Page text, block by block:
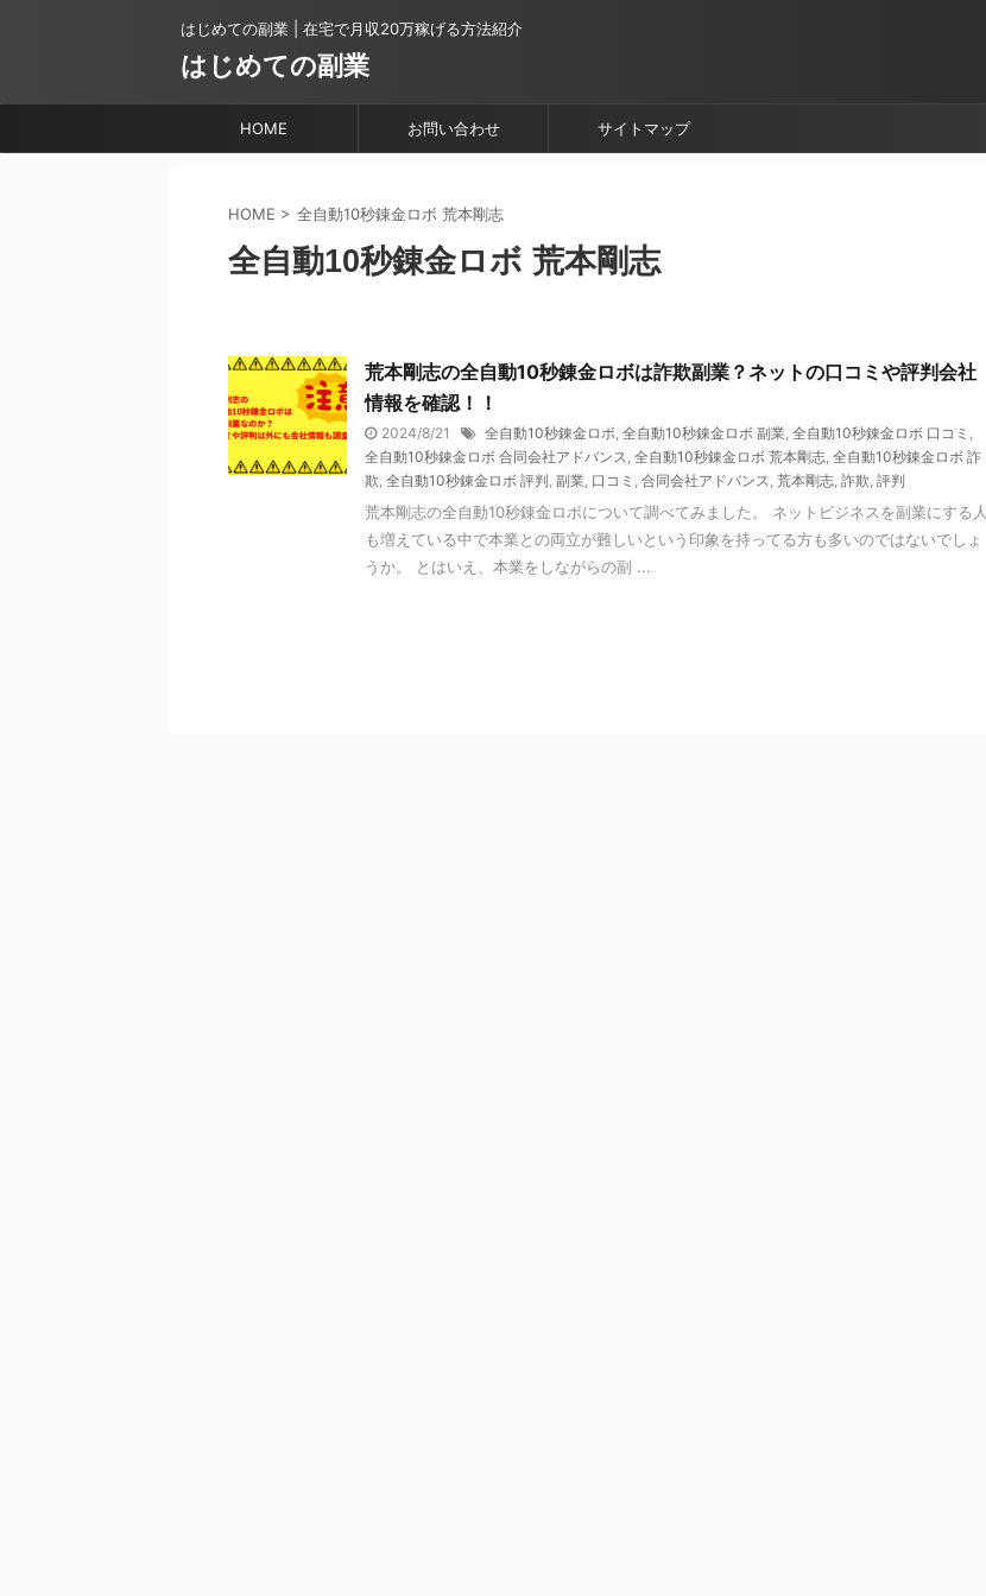
はじめての副業 | 在宅で月収20万稼げる方法紹介
はじめての副業
HOME お問い合わせ サイトマップ
HOME > 全自動10秒錬金ロボ 荒本剛志
全自動10秒錬金ロボ 荒本剛志
荒本剛志の全自動10秒錬金ロボは詐欺副業？ネットの口コミや評判会社
情報を確認！！
2024/8/21 全自動10秒錬金ロボ, 全自動10秒錬金ロボ 副業, 全自動10秒錬金ロボ 口コミ ,
全自動10秒錬金ロボ 合同会社アドバンス, 全自動10秒錬金ロボ 荒本剛志, 全自動10秒錬金ロボ 詐
欺, 全自動10秒錬金ロボ 評判, 副業, 口コミ , 合同会社アドバンス, 荒本剛志, 詐欺, 評判
荒本剛志の全自動10秒錬金ロボについて調べてみました。 ネットビジネスを副業にする人
も増えている中で本業との両立が難しいという印象を持ってる方も多いのではないでしょ
うか。 とはいえ、本業をしながらの副 ...